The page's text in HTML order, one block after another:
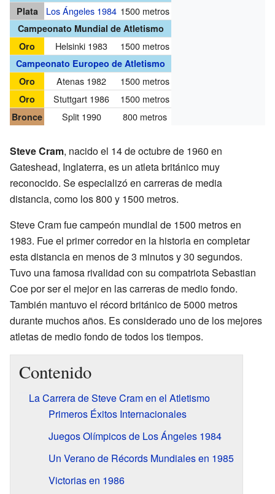
Plata
Los Ángeles 1984 1500 metros
Campeonato Mundial de Atletismo
Oro
Helsinki 1983 1500 metros
Campeonato Europeo de Atletismo
Oro
Atenas 1982 1500 metros
Oro Stuttgart 1986 1500 metros
Bronce Split 1990 800 metros
Steve Cram, nacido el 14 de octubre de 1960 en
Gateshead, Inglaterra, es un atleta británico muy
reconocido. Se especializó en carreras de media
distancia, como los 800 y 1500 metros.
Steve Cram fue campeón mundial de 1500 metros en
1983. Fue el primer corredor en la historia en completar
esta distancia en menos de 3 minutos y 30 segundos.
Tuvo una famosa rivalidad con su compatriota Sebastian
Coe por ser el mejor en las carreras de medio fondo.
También mantuvo el récord británico de 5000 metros
durante muchos años. Es considerado uno de los mejores
atletas de medio fondo de todos los tiempos.
Contenido
La Carrera de Steve Cram en el Atletismo
Primeros Éxitos Internacionales
Juegos Olímpicos de Los Ángeles 1984
Un Verano de Récords Mundiales en 1985
Victorias en 1986